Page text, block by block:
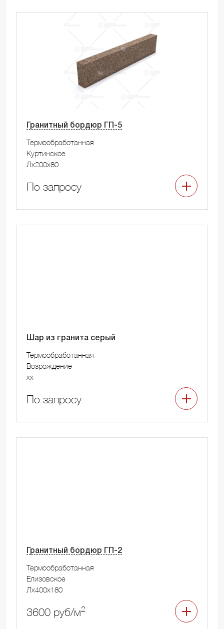
Гранитный бордюр ГП-5
Термообработанная
Куртинское
Лx200x80
По запросу
Шар из гранита серый
Термообработанная
Возрождение
xx
По запросу
Гранитный бордюр ГП-2
Термообработанная
Елизовское
Лx400x180
3600 руб/м2